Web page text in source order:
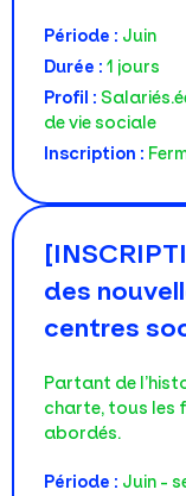
Période : Juin
Durée : 1 jours
Profil :
de vie sociale
Inscription :
[INSCRIPTION FERMÉE] Formation
des
centres
Partant de l’histoire des centres sociaux et de leur
charte, tous les
abordés.
Période : Juin -